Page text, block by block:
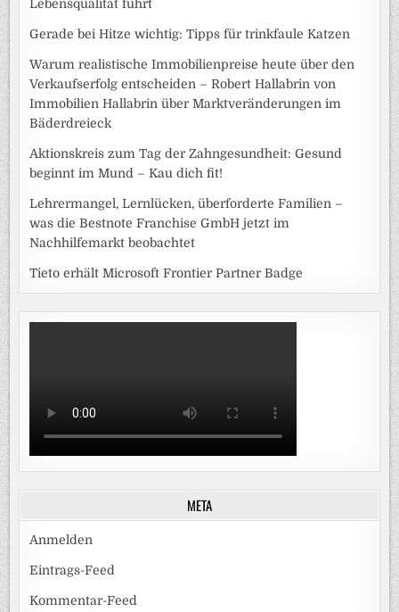
Lebensqualität führt
Gerade bei Hitze wichtig: Tipps für trinkfaule Katzen
Warum realistische Immobilienpreise heute über den
Verkaufserfolg entscheiden – Robert Hallabrin von
Immobilien Hallabrin über Marktveränderungen im
Bäderdreieck
Aktionskreis zum Tag der Zahngesundheit: Gesund
beginnt im Mund – Kau dich fit!
Lehrermangel, Lernlücken, überforderte Familien –
was die Bestnote Franchise GmbH jetzt im
Nachhilfemarkt beobachtet
Tieto erhält Microsoft Frontier Partner Badge
META
Anmelden
Eintrags-Feed
Kommentar-Feed